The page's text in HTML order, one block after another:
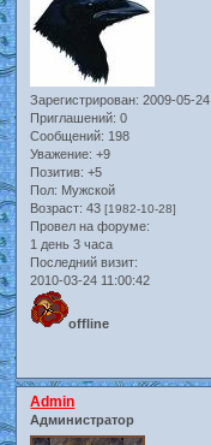
Зарегистрирован: 2009-05-24
Приглашений: 0
Сообщений: 198
Уважение: +9
Позитив: +5
Пол: Мужской
Возраст: 43[1982-10-28]
Провел на форуме:
1 день 3 часа
Последний визит:
2010-03-24 11:00:42
offline
Admin
Администратор